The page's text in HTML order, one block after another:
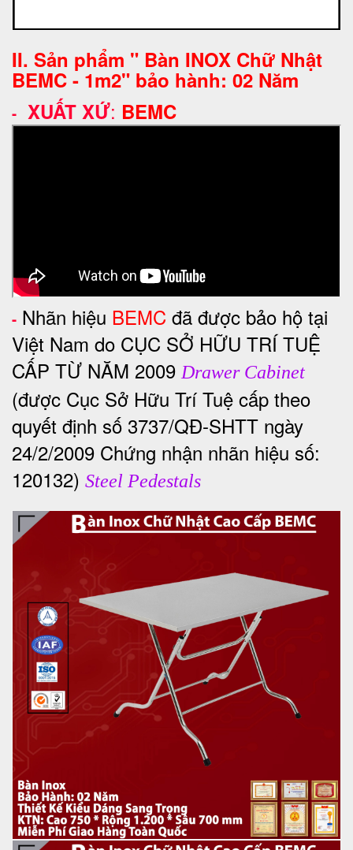
II. Sản phẩm " Bàn INOX Chữ Nhật
BEMC - 1m2" bảo hành: 02 Năm
- XUẤT XỨ: BEMC
- Nhãn hiệu BEMC đã được bảo hộ tại
Việt Nam do CỤC SỞ HỮU TRÍ TUỆ
CẤP TỪ NĂM 2009Drawer Cabinet
(được Cục Sở Hữu Trí Tuệ cấp theo
quyết định số 3737/QĐ-SHTT ngày
24/2/2009 Chứng nhận nhãn hiệu số:
120132) Steel Pedestals